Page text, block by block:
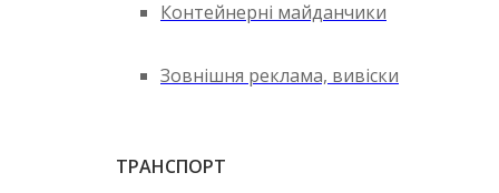
Контейнерні майданчики
Зовнішня реклама, вивіски
ТРАНСПОРТ